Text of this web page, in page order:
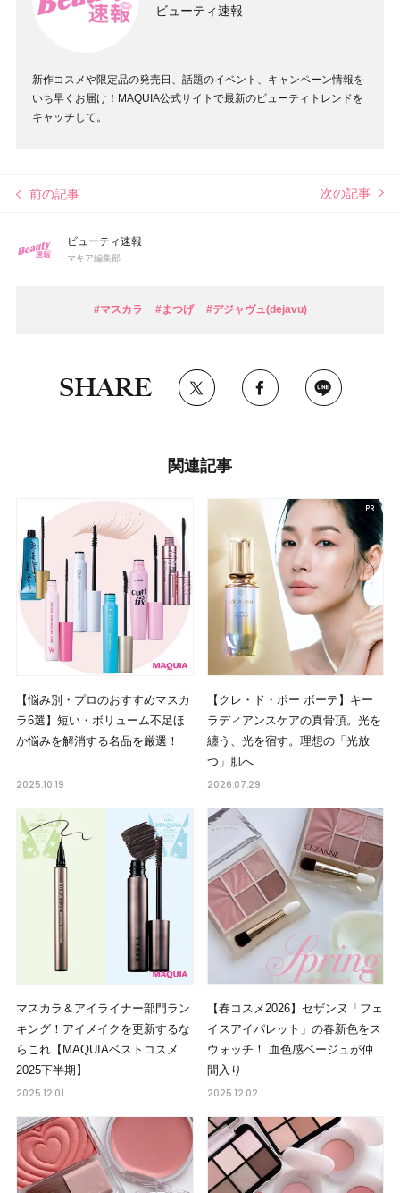
ビューティ速報
新作コスメや限定品の発売日、話題のイベント、キャンペーン情報を
いち早くお届け！MAQUIA公式サイトで最新のビューティトレンドを
キャッチして。
前の記事 次の記事
ビューティ速報
マキア編集部
#マスカラ #まつげ #デジャヴュ(dejavu)
SHARE
関連記事
【悩み別・プロのおすすめマスカ
ラ6選】短い・ボリューム不足ほ
か悩みを解消する名品を厳選！
2025.10.19
【クレ・ド・ポー ボーテ】キー
ラディアンスケアの真骨頂。光を
纏う、光を宿す。理想の「光放
つ」肌へ
2026.07.29
マスカラ＆アイライナー部門ラン
キング！アイメイクを更新するな
らこれ【MAQUIAベストコスメ
2025下半期】
2025.12.01
【春コスメ2026】セザンヌ「フェ
イスアイパレット」の春新色をス
ウォッチ！ 血色感ベージュが仲
間入り
2025.12.02